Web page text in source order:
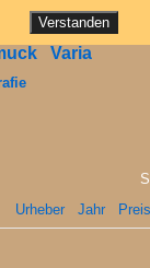
Varia
Urheber
Jahr Preis
Verstanden